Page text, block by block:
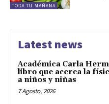
TODA TU MAÑANA
Latest news
Académica Carla
libro que acerca la
a niños y niñas
7 Agosto, 2026